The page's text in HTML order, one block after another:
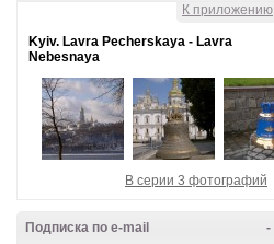
К приложению
Kyiv. Lavra Pecherskaya - Lavra
Nebesnaya
В серии 3 фотографий
-
Подписка по e-mail